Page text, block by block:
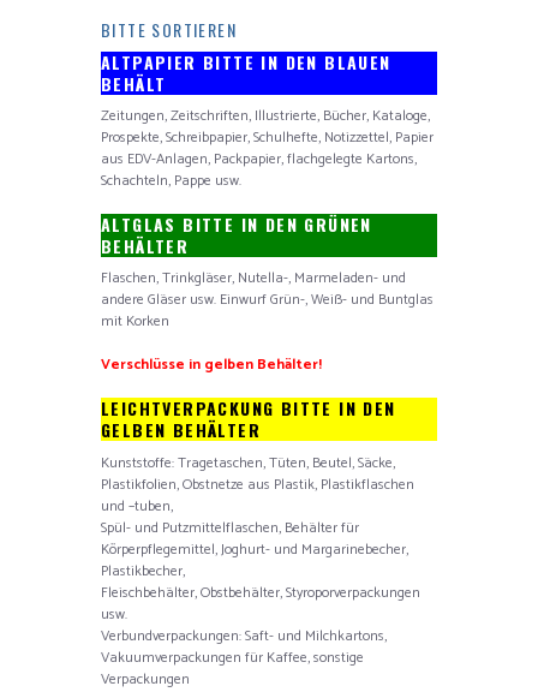
BITTE SORTIEREN
ALTPAPIER BITTE IN DEN BLAUEN
BEHÄLT
Zeitungen, Zeitschriften, Illustrierte, Bücher, Kataloge,
Prospekte, Schreibpapier, Schulhefte, Notizzettel, Papier
aus EDV-Anlagen, Packpapier, flachgelegte Kartons,
Schachteln, Pappe usw.
ALTGLAS BITTE IN DEN GRÜNEN
BEHÄLTER
Flaschen, Trinkgläser, Nutella-, Marmeladen- und
andere Gläser usw. Einwurf Grün-, Weiß- und Buntglas
mit Korken
Verschlüsse in gelben Behälter!
LEICHTVERPACKUNG BITTE IN DEN
GELBEN BEHÄLTER
Kunststoffe: Tragetaschen, Tüten, Beutel, Säcke,
Plastikfolien, Obstnetze aus Plastik, Plastikflaschen
und –tuben,
Spül- und Putzmittelflaschen, Behälter für
Körperpflegemittel, Joghurt- und Margarinebecher,
Plastikbecher,
Fleischbehälter, Obstbehälter, Styroporverpackungen
usw.
Verbundverpackungen: Saft- und Milchkartons,
Vakuumverpackungen für Kaffee, sonstige
Verpackungen